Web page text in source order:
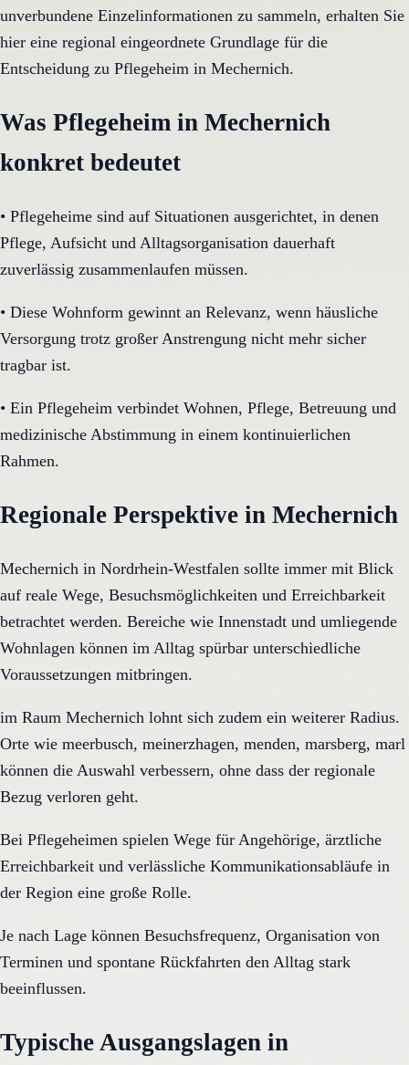
unverbundene Einzelinformationen zu sammeln, erhalten Sie
hier eine regional eingeordnete Grundlage für die
Entscheidung zu Pflegeheim in Mechernich.
Was Pflegeheim in Mechernich
konkret bedeutet
• Pflegeheime sind auf Situationen ausgerichtet, in denen
Pflege, Aufsicht und Alltagsorganisation dauerhaft
zuverlässig zusammenlaufen müssen.
• Diese Wohnform gewinnt an Relevanz, wenn häusliche
Versorgung trotz großer Anstrengung nicht mehr sicher
tragbar ist.
• Ein Pflegeheim verbindet Wohnen, Pflege, Betreuung und
medizinische Abstimmung in einem kontinuierlichen
Rahmen.
Regionale Perspektive in Mechernich
Mechernich in Nordrhein-Westfalen sollte immer mit Blick
auf reale Wege, Besuchsmöglichkeiten und Erreichbarkeit
betrachtet werden. Bereiche wie Innenstadt und umliegende
Wohnlagen können im Alltag spürbar unterschiedliche
Voraussetzungen mitbringen.
im Raum Mechernich lohnt sich zudem ein weiterer Radius.
Orte wie meerbusch, meinerzhagen, menden, marsberg, marl
können die Auswahl verbessern, ohne dass der regionale
Bezug verloren geht.
Bei Pflegeheimen spielen Wege für Angehörige, ärztliche
Erreichbarkeit und verlässliche Kommunikationsabläufe in
der Region eine große Rolle.
Je nach Lage können Besuchsfrequenz, Organisation von
Terminen und spontane Rückfahrten den Alltag stark
beeinflussen.
Typische Ausgangslagen in